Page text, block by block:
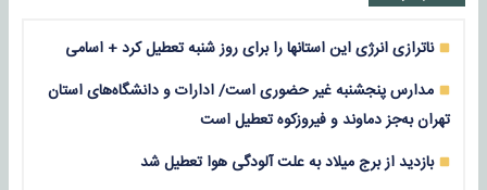
ناترازی انرژی این استانها را برای روز شنبه تعطیل کرد + اسامی
مدارس پنجشنبه غیر حضوری است/ ادارات و دانشگاه‌های استان
تهران به‌جز دماوند و فیروزکوه تعطیل است
بازدید از برج میلاد به علت آلودگی هوا تعطیل شد